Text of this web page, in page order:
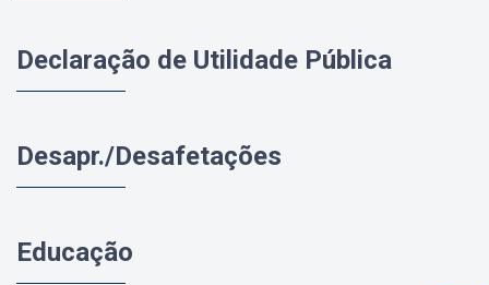
Declaração de Utilidade Pública
Desapr./Desafetações
Educação